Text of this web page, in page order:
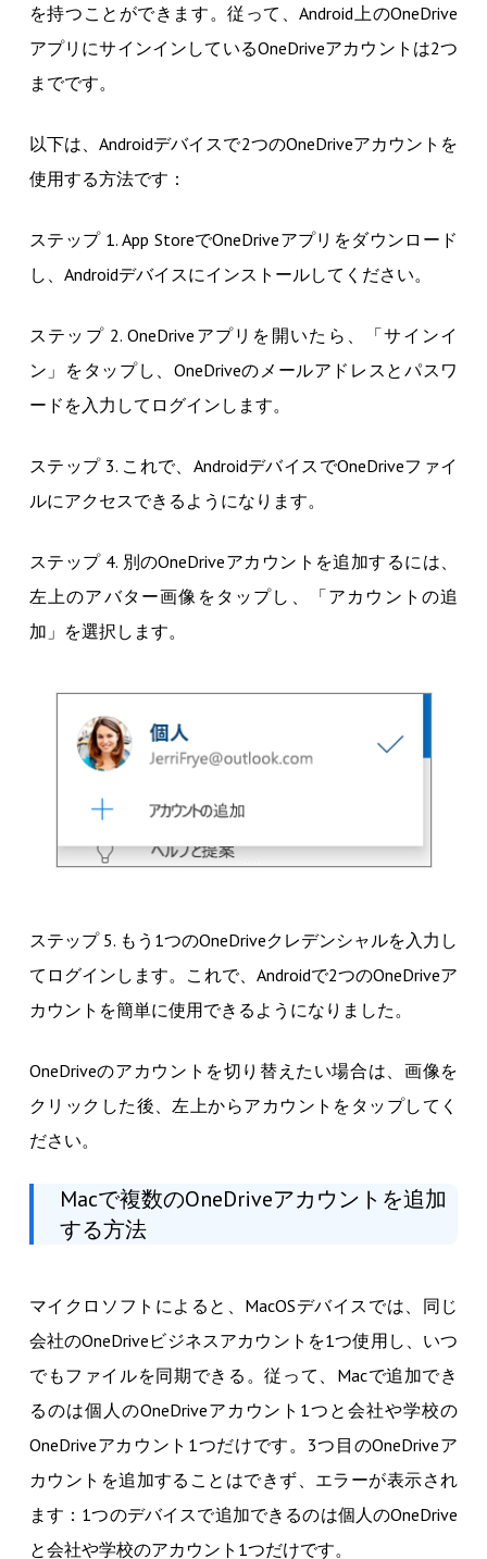
を持つことができます。従って、Android上のOneDrive
アプリにサインインしているOneDriveアカウントは2つ
までです。
以下は、Androidデバイスで2つのOneDriveアカウントを
使用する方法です：
ステップ 1. App StoreでOneDriveアプリをダウンロード
し、Androidデバイスにインストールしてください。
ステップ 2. OneDriveアプリを開いたら、「サインイ
ン」をタップし、OneDriveのメールアドレスとパスワ
ードを入力してログインします。
ステップ 3. これで、AndroidデバイスでOneDriveファイ
ルにアクセスできるようになります。
ステップ 4. 別のOneDriveアカウントを追加するには、
左上のアバター画像をタップし、「アカウントの追
加」を選択します。
ステップ 5. もう1つのOneDriveクレデンシャルを入力し
てログインします。これで、Androidで2つのOneDriveア
カウントを簡単に使用できるようになりました。
OneDriveのアカウントを切り替えたい場合は、画像を
クリックした後、左上からアカウントをタップしてく
ださい。
Macで複数のOneDriveアカウントを追加
する方法
マイクロソフトによると、MacOSデバイスでは、同じ
会社のOneDriveビジネスアカウントを1つ使用し、いつ
でもファイルを同期できる。従って、Macで追加でき
るのは個人のOneDriveアカウント1つと会社や学校の
OneDriveアカウント1つだけです。3つ目のOneDriveア
カウントを追加することはできず、エラーが表示され
ます：1つのデバイスで追加できるのは個人のOneDrive
と会社や学校のアカウント1つだけです。